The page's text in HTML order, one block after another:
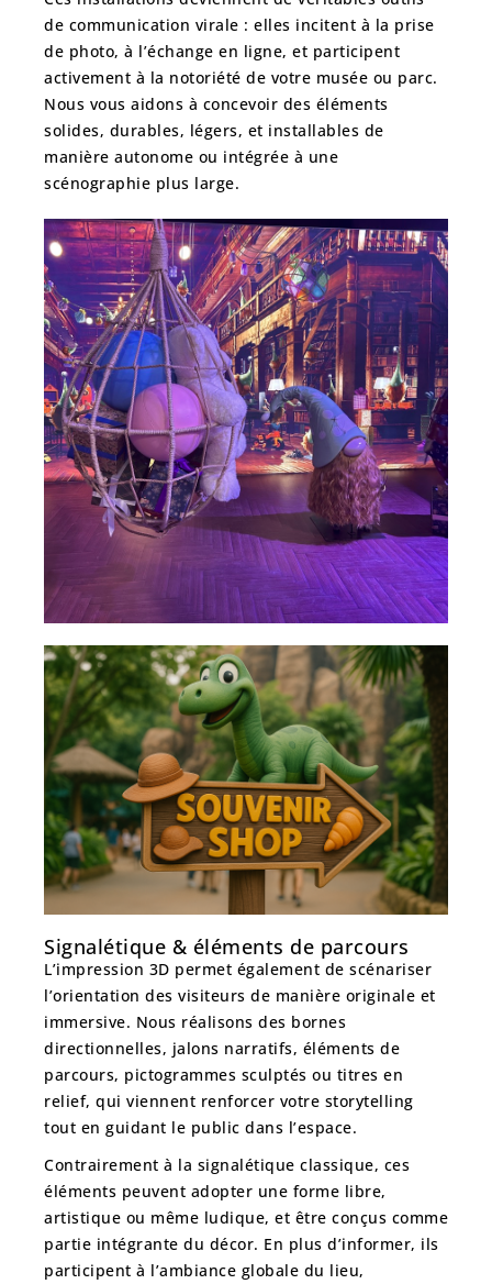
de communication virale : elles incitent à la prise
de photo, à l’échange en ligne, et participent
activement à la notoriété de votre musée ou parc.
Nous vous aidons à concevoir des éléments
solides, durables, légers, et installables de
manière autonome ou intégrée à une
scénographie plus large.
Signalétique & éléments de parcours
L’impression 3D permet également de scénariser
l’orientation des visiteurs de manière originale et
immersive. Nous réalisons des bornes
directionnelles, jalons narratifs, éléments de
parcours, pictogrammes sculptés ou titres en
relief, qui viennent renforcer votre storytelling
tout en guidant le public dans l’espace.
Contrairement à la signalétique classique, ces
éléments peuvent adopter une forme libre,
artistique ou même ludique, et être conçus comme
partie intégrante du décor. En plus d’informer, ils
participent à l’ambiance globale du lieu,